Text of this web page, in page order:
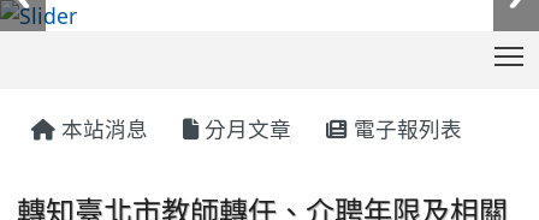
本站消息 分月文章 電子報列表
轉知臺北市教師轉任、介聘年限及相關